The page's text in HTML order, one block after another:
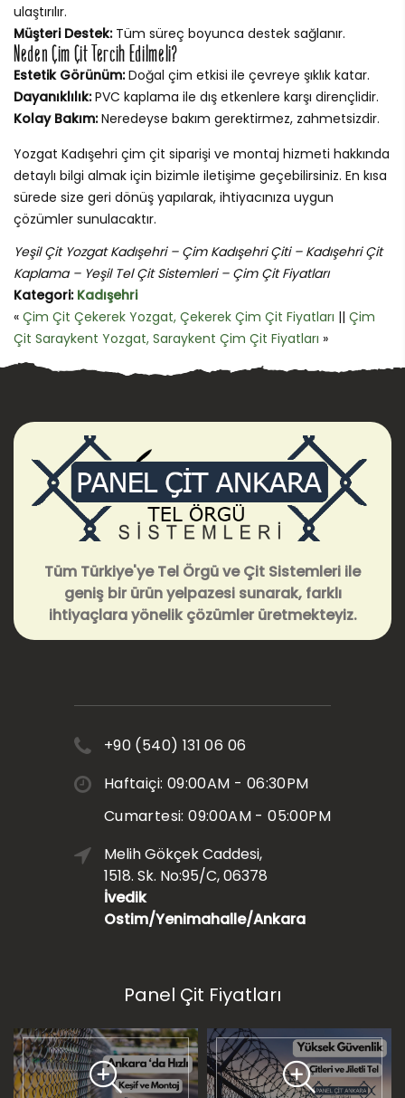
ulaştırılır.
Müşteri Destek:Tüm süreç boyunca destek sağlanır.
Neden Çim Çit Tercih Edilmeli?
Estetik Görünüm:Doğal çim etkisi ile çevreye şıklık katar.
Dayanıklılık:PVC kaplama ile dış etkenlere karşı dirençlidir.
Kolay Bakım:Neredeyse bakım gerektirmez, zahmetsizdir.
Yozgat Kadışehri çim çit siparişi ve montaj hizmeti hakkında
detaylı bilgi almak için bizimle iletişime geçebilirsiniz. En kısa
sürede size geri dönüş yapılarak, ihtiyacınıza uygun
çözümler sunulacaktır.
Yeşil Çit Yozgat Kadışehri – Çim Kadışehri Çiti – Kadışehri Çit
Kaplama – Yeşil Tel Çit Sistemleri – Çim Çit Fiyatları
Kategori: Kadışehri
« Çim Çit Çekerek Yozgat, Çekerek Çim Çit Fiyatları || Çim
Çit Saraykent Yozgat, Saraykent Çim Çit Fiyatları »
Tüm Türkiye'ye Tel Örgü ve Çit Sistemleri ile
geniş bir ürün yelpazesi sunarak, farklı
ihtiyaçlara yönelik çözümler üretmekteyiz.
+90 (540) 131 06 06
Haftaiçi: 09:00AM - 06:30PM
Cumartesi: 09:00AM - 05:00PM
Melih Gökçek Caddesi,
1518. Sk. No:95/C, 06378
İvedik
Ostim/Yenimahalle/Ankara
Panel Çit Fiyatları